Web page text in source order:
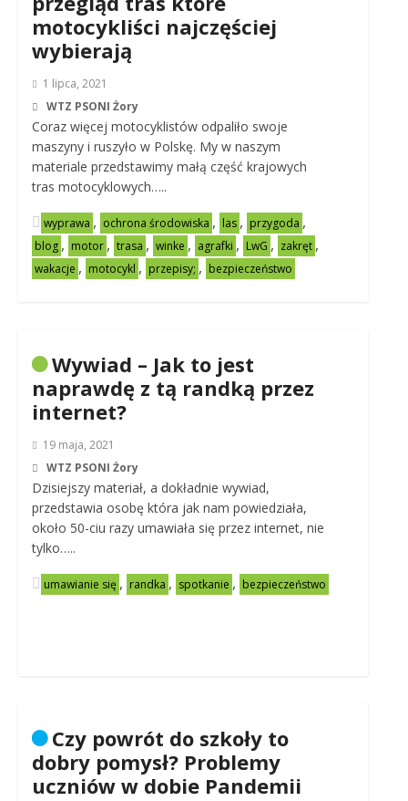
motocykliści najczęściej
wybierają
1 lipca, 2021
WTZ PSONI Żory
Coraz więcej motocyklistów odpaliło swoje
maszyny i ruszyło w Polskę. My w naszym
materiale przedstawimy małą część krajowych
tras motocyklowych…..
wyprawa , ochrona środowiska , las , przygoda ,
blog , motor , trasa , winke , agrafki , LwG , zakręt ,
wakacje , motocykl , przepisy; , bezpieczeństwo
Wywiad – Jak to jest
naprawdę z tą randką przez
internet?
19 maja, 2021
WTZ PSONI Żory
Dzisiejszy materiał, a dokładnie wywiad,
przedstawia osobę która jak nam powiedziała,
około 50-ciu razy umawiała się przez internet, nie
tylko…..
umawianie się , randka , spotkanie , bezpieczeństwo
Czy powrót do szkoły to
dobry pomysł? Problemy
uczniów w dobie Pandemii